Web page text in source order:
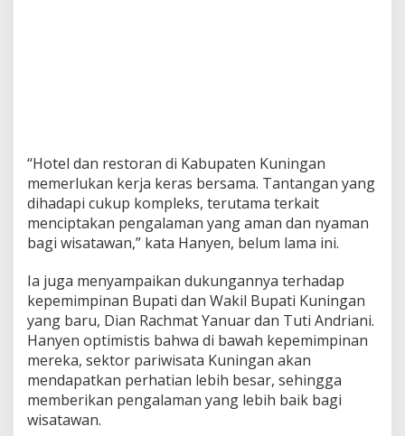
“Hotel dan restoran di Kabupaten Kuningan
memerlukan kerja keras bersama. Tantangan yang
dihadapi cukup kompleks, terutama terkait
menciptakan pengalaman yang aman dan nyaman
bagi wisatawan,” kata Hanyen, belum lama ini.
Ia juga menyampaikan dukungannya terhadap
kepemimpinan Bupati dan Wakil Bupati Kuningan
yang baru, Dian Rachmat Yanuar dan Tuti Andriani.
Hanyen optimistis bahwa di bawah kepemimpinan
mereka, sektor pariwisata Kuningan akan
mendapatkan perhatian lebih besar, sehingga
memberikan pengalaman yang lebih baik bagi
wisatawan.